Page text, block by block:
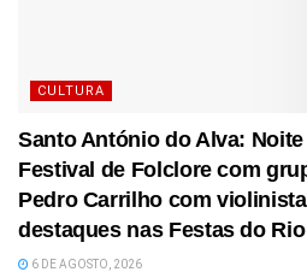
CULTURA
Santo António do Alva:
Festival de Folclore com
Pedro Carrilho com
destaques nas Festas do Rio
6 DE AGOSTO, 2026